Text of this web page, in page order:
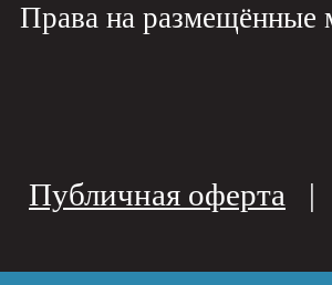
Права на размещённые
Публичная оферта |